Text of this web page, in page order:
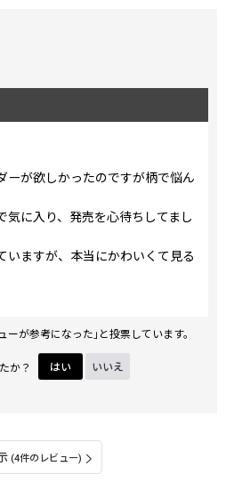
ーが欲しかったのですが柄で悩ん
気に入り、発売を心待ちしてまし
いますが、本当にかわいくて見る
きたいかわいさです。
ーが参考になった｣と投票しています。
か？ はい いいえ
(4件のレビュー)